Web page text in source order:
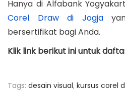
Hanya di Alfabank
Corel Draw di Jogja
bersertifikat bagi Anda.
Klik link berikut ini untuk
Tags: desain visual, kursus corel